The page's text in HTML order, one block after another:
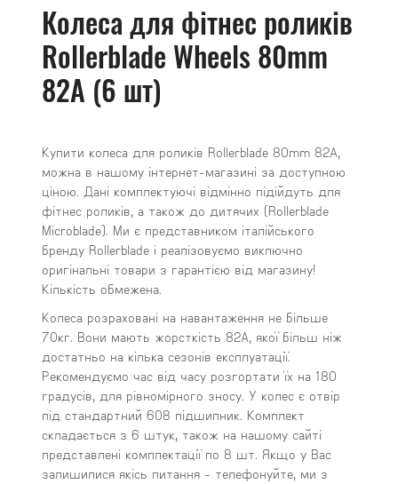
Колеса для фітнес роликів
Rollerblade Wheels 80mm
82A (6 шт)
Купити колеса для роликів Rollerblade 80mm 82A,
можна в нашому інтернет-магазині за доступною
ціною. Дані комплектуючі відмінно підійдуть для
фітнес роликів, а також до дитячих (Rollerblade
Microblade). Ми є представником італійського
бренду Rollerblade і реалізовуємо виключно
оригінальні товари з гарантією від магазину!
Кількість обмежена.
Колеса розраховані на навантаження не більше
70кг. Вони мають жорсткість 82A, якої більш ніж
достатньо на кілька сезонів експлуатації.
Рекомендуємо час від часу розгортати їх на 180
градусів, для рівномірного зносу. У колес є отвір
під стандартний 608 підшипник. Комплект
складається з 6 штук, також на нашому сайті
представлені комплектації по 8 шт. Якщо у Вас
залишилися якісь питання - телефонуйте, ми з